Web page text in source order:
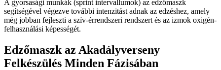
A gyorsasági munkák (sprint intervallumok) az edzőmaszk
segítségével végezve további intenzitást adnak az edzéshez, amely
még jobban fejleszti a szív-érrendszeri rendszert és az izmok oxigén-
felhasználási képességét.
Edzőmaszk az Akadályverseny
Felkészülés Minden Fázisában